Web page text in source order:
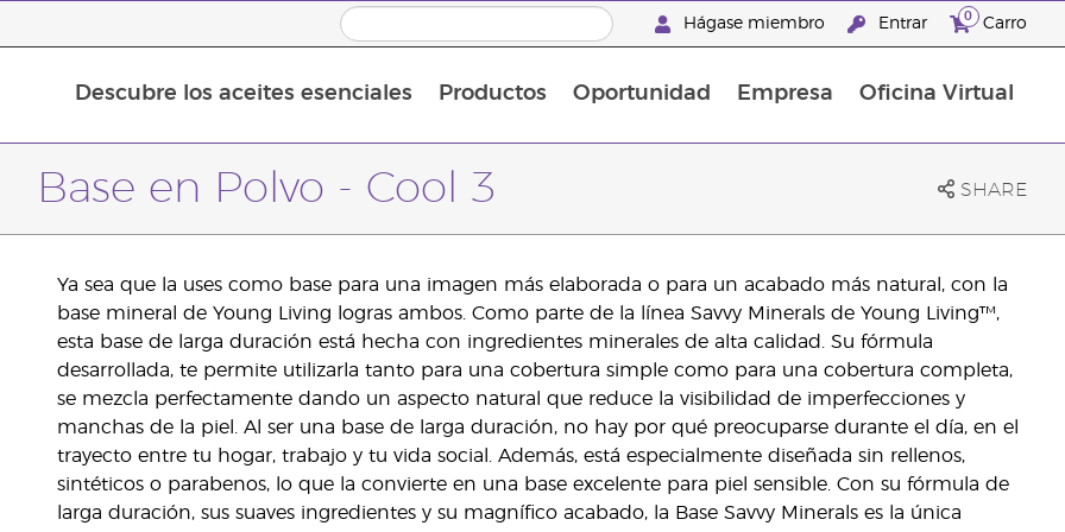
Hágase miembro Entrar 0 Carro
Descubre los aceites esenciales Productos Oportunidad Empresa Oficina Virtual
Base en Polvo - Cool 3 SHARE
Ya sea que la uses como base para una imagen más elaborada o para un acabado más natural, con la
base mineral de Young Living logras ambos. Como parte de la línea Savvy Minerals de Young Living™,
esta base de larga duración está hecha con ingredientes minerales de alta calidad. Su fórmula
desarrollada, te permite utilizarla tanto para una cobertura simple como para una cobertura completa,
se mezcla perfectamente dando un aspecto natural que reduce la visibilidad de imperfecciones y
manchas de la piel. Al ser una base de larga duración, no hay por qué preocuparse durante el día, en el
trayecto entre tu hogar, trabajo y tu vida social. Además, está especialmente diseñada sin rellenos,
sintéticos o parabenos, lo que la convierte en una base excelente para piel sensible. Con su fórmula de
larga duración, sus suaves ingredientes y su magnífico acabado, la Base Savvy Minerals es la única